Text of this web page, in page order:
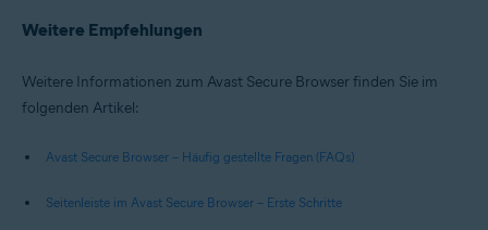
Weitere Empfehlungen
Weitere Informationen zum Avast Secure Browser finden Sie im
folgenden Artikel:
Avast Secure Browser – Häufig gestellte Fragen (FAQs)
Seitenleiste im Avast Secure Browser – Erste Schritte